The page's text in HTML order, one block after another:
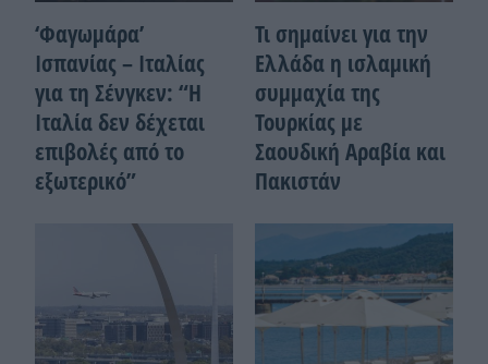
‘Φαγωμάρα’
Ισπανίας – Ιταλίας
για τη Σένγκεν: “Η
Ιταλία δεν δέχεται
επιβολές από το
εξωτερικό”
Τι σημαίνει για την
Ελλάδα η ισλαμική
συμμαχία της
Τουρκίας με
Σαουδική Αραβία και
Πακιστάν